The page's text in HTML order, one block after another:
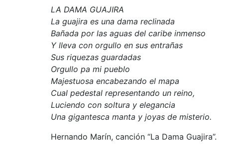
LA DAMA GUAJIRA
La guajira es una dama reclinada
Bañada por las aguas del caribe inmenso
Y lleva con orgullo en sus entrañas
Sus riquezas guardadas
Orgullo pa mi pueblo
Majestuosa encabezando el mapa
Cual pedestal representando un reino,
Luciendo con soltura y elegancia
Una gigantesca manta y joyas de misterio.
Hernando Marín, canción “La Dama Guajira”.